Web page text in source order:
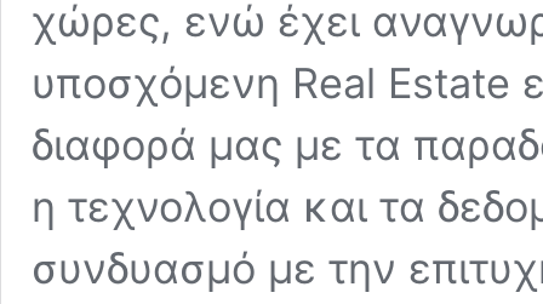
χώρες, ενώ έχει
υποσχόμενη Real Estate
διαφορά μας με τα
η τεχνολογία και τα
συνδυασμό με την